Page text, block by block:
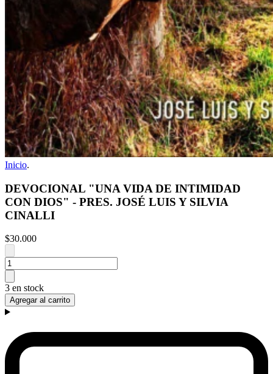
Inicio.
DEVOCIONAL "UNA VIDA DE INTIMIDAD
CON DIOS" - PRES. JOSÉ LUIS Y SILVIA
CINALLI
$30.000
3 en stock
Agregar al carrito